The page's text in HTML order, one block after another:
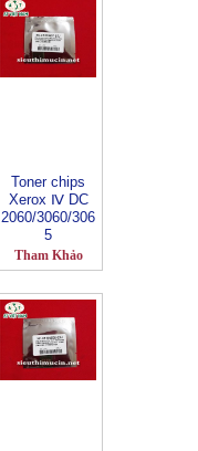
Toner chips
Xerox Ⅳ DC
2060/3060/306
5
Tham Khảo